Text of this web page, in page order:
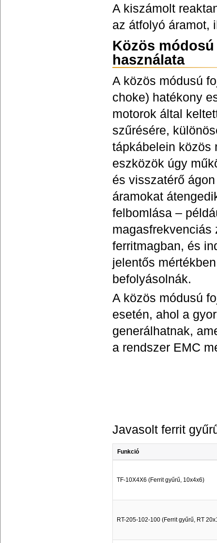
A kiszámolt
az átfolyó áramot,
Közös
használata
A közös módusú
choke) hatékony
motorok által
szűrésére,
tápkábelein közös
eszközök úgy
és visszatérő
áramokat
felbomlása –
magasfrekvenciás
ferritmagban, és
jelentős
befolyásolnák.
A közös módusú
esetén, ahol a
generálhatnak,
a rendszer EMC
Javasolt ferrit
Funkció
TF-10X4X6 (Ferrit gyűrű, 10x4x6)
RT-205-102-100 (Ferrit gyűrű, RT